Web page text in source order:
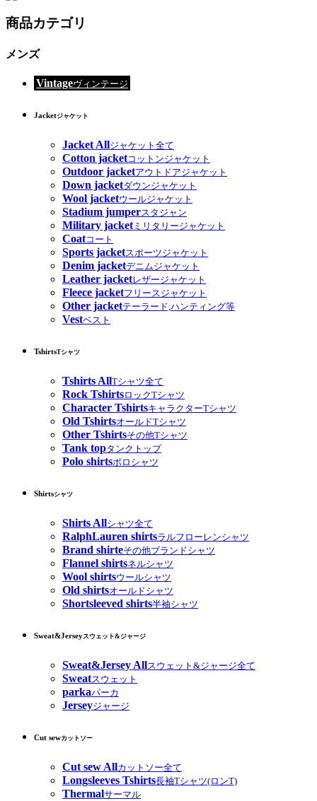
商品カテゴリ
メンズ
Vintageヴィンテージ
Jacketジャケット
Jacket Allジャケット全て
Cotton jacketコットンジャケット
Outdoor jacketアウトドアジャケット
Down jacketダウンジャケット
Wool jacketウールジャケット
Stadium jumperスタジャン
Military jacketミリタリージャケット
Coatコート
Sports jacketスポーツジャケット
Denim jacketデニムジャケット
Leather jacketレザージャケット
Fleece jacketフリースジャケット
Other jacketテーラード,ハンティング等
Vestベスト
TshirtsTシャツ
Tshirts AllTシャツ全て
Rock TshirtsロックTシャツ
Character TshirtsキャラクターTシャツ
Old TshirtsオールドTシャツ
Other Tshirtsその他Tシャツ
Tank topタンクトップ
Polo shirtsポロシャツ
Shirtsシャツ
Shirts Allシャツ全て
RalphLauren shirtsラルフローレンシャツ
Brand shirteその他ブランドシャツ
Flannel shirtsネルシャツ
Wool shirtsウールシャツ
Old shirtsオールドシャツ
Shortsleeved shirts半袖シャツ
Sweat&Jerseyスウェット&ジャージ
Sweat&Jersey Allスウェット&ジャージ全て
Sweatスウェット
parkaパーカ
Jerseyジャージ
Cut sewカットソー
Cut sew Allカットソー全て
Longsleeves Tshirts長袖Tシャツ(ロンT)
Thermalサーマル